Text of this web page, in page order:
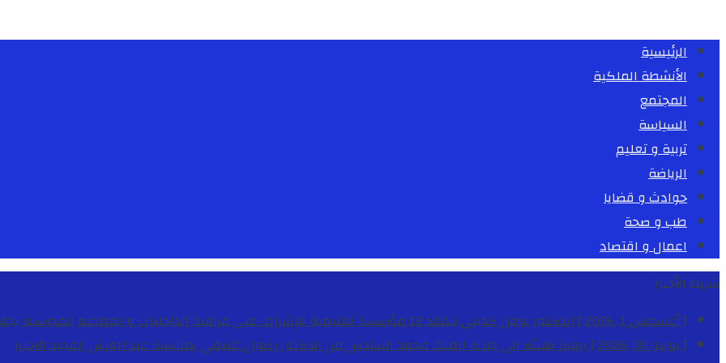
الرئيسية
الأنشطة الملكية
المجتمع
السياسة
تربية و تعليم
الرياضة
حوادث و قضايا
طب و صحة
اعمال و اقتصاد
شريط الأخبار
[ أغسطس 1, 2026 ]
الدكتور نوفل كديلي يتفقد 12 مؤسسة تعليمية للإشراف على مراقبة الداخليات والمطاعم المدرسية بجهة الدار البيضاء-سطات
[ يوليو 30, 2026 ]
برقية تهنئة الى جلالة الملك محمد السادس من الدكتور رضوان غنيمي بمناسبة عيد العرش المجيدالاخبار